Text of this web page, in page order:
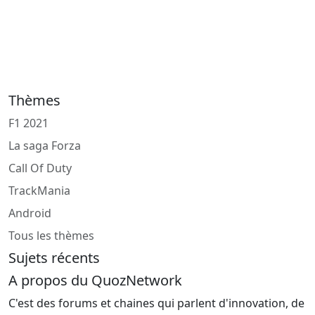
Thèmes
F1 2021
La saga Forza
Call Of Duty
TrackMania
Android
Tous les thèmes
Sujets récents
A propos du QuozNetwork
C'est des forums et chaines qui parlent d'innovation, de